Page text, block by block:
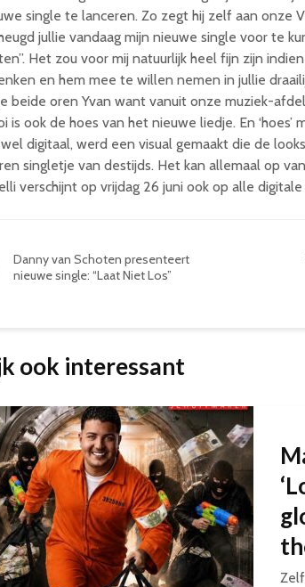
single te lanceren. Zo zegt hij zelf aan onze
jullie vandaag mijn nieuwe single voor te
Het zou voor mij natuurlijk heel fijn zijn
en hem mee te willen nemen in jullie
beide oren Yvan want vanuit onze muziek-
is ook de hoes van het nieuwe liedje. En
digitaal, werd een visual gemaakt die de
singletje van destijds. Het kan allemaal op
verschijnt op vrijdag 26 juni ook op alle digitale
Danny van Schoten presenteert
nieuwe single: “Laat Niet Los”
ook interessant